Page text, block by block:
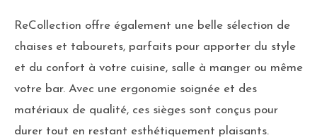
ReCollection offre également une belle sélection de
chaises et tabourets, parfaits pour apporter du style
et du confort à votre cuisine, salle à manger ou même
votre bar. Avec une ergonomie soignée et des
matériaux de qualité, ces sièges sont conçus pour
durer tout en restant esthétiquement plaisants.